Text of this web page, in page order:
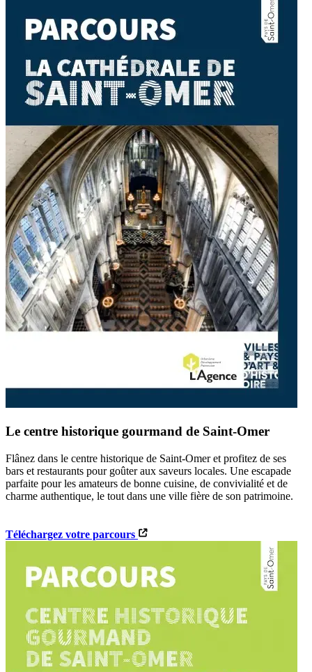
Le centre historique gourmand de Saint-Omer
Flânez dans le centre historique de Saint-Omer et profitez de ses
bars et restaurants pour goûter aux saveurs locales. Une escapade
parfaite pour les amateurs de bonne cuisine, de convivialité et de
charme authentique, le tout dans une ville fière de son patrimoine.
Téléchargez votre parcours